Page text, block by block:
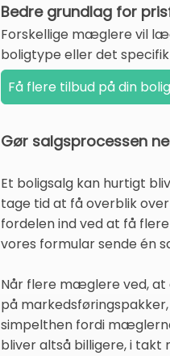
Bedre grundlag for
Forskellige mæglere vil
boligtype eller det
Gør salgsprocessen
Et boligsalg kan hurtigt
tage tid at få overblik
fordelen ind ved at få
vores formular sende én
Når flere mæglere ved, at
på
simpelthen fordi
bliver altså billigere, i takt